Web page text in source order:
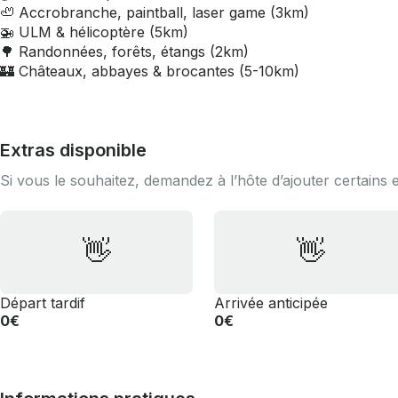
🦥 Accrobranche, paintball, laser game (3km)
🚁 ULM & hélicoptère (5km)
🌳 Randonnées, forêts, étangs (2km)
🏰 Châteaux, abbayes & brocantes (5-10km)
Extras disponible
Si vous le souhaitez, demandez à l’hôte d’ajouter certains
👋
Départ tardif
0€
👋
Arrivée anticipée
0€